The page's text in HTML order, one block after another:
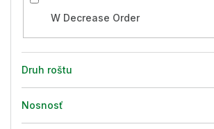
W Decrease Order
Druh roštu
Nosnosť